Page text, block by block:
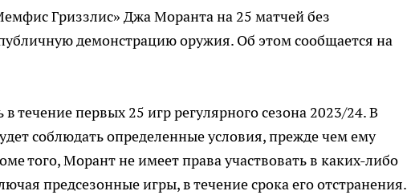
Гриззлис» Джа Моранта на 25 матчей без
демонстрацию оружия. Об этом сообщается на
течение первых 25 игр регулярного сезона 2023/24. В
соблюдать определенные условия, прежде чем ему
того, Морант не имеет права участвовать в каких-либо
предсезонные игры, в течение срока его отстранения.